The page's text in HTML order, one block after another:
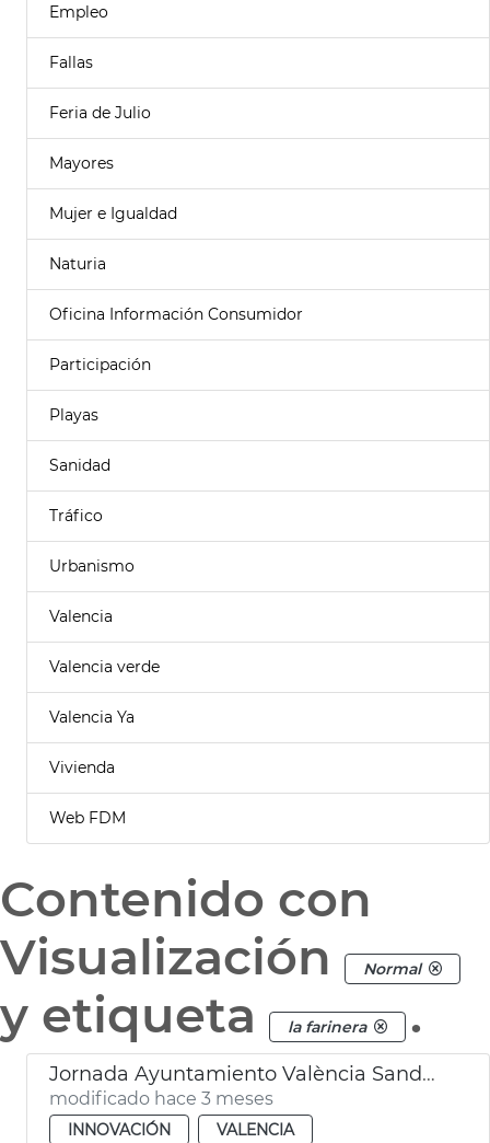
Empleo
Fallas
Feria de Julio
Mayores
Mujer e Igualdad
Naturia
Oficina Información Consumidor
Participación
Playas
Sanidad
Tráfico
Urbanismo
Valencia
Valencia verde
Valencia Ya
Vivienda
Web FDM
Contenido con
Visualización
Normal
y etiqueta la farinera .
Jornada Ayuntamiento València Sandbox Startup València
modificado hace 3 meses
INNOVACIÓN
VALENCIA